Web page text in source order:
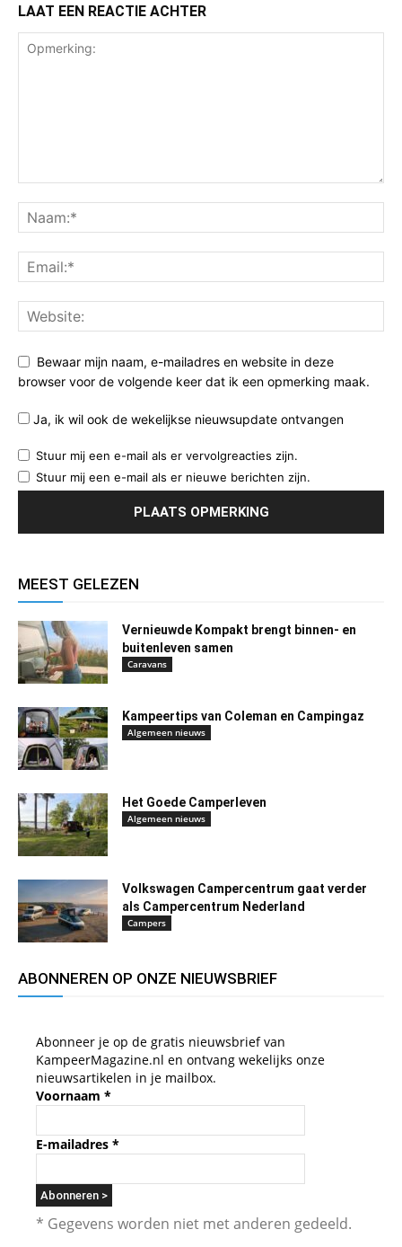
LAAT EEN REACTIE ACHTER
Bewaar mijn naam, e-mailadres en website in deze
browser voor de volgende keer dat ik een opmerking maak.
Ja, ik wil ook de wekelijkse nieuwsupdate ontvangen
Stuur mij een e-mail als er vervolgreacties zijn.
Stuur mij een e-mail als er nieuwe berichten zijn.
MEEST GELEZEN
Vernieuwde Kompakt brengt binnen- en
buitenleven samen
Caravans
Kampeertips van Coleman en Campingaz
Algemeen nieuws
Het Goede Camperleven
Algemeen nieuws
Volkswagen Campercentrum gaat verder
als Campercentrum Nederland
Campers
ABONNEREN OP ONZE NIEUWSBRIEF
Abonneer je op de gratis nieuwsbrief van
KampeerMagazine.nl en ontvang wekelijks onze
nieuwsartikelen in je mailbox.
Voornaam *
E-mailadres *
* Gegevens worden niet met anderen gedeeld.